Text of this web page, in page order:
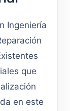
Ingeniería
que
en este